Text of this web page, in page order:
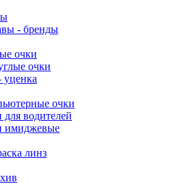
- бренды
очки
очки
очки
водителей
имиджевые
линз